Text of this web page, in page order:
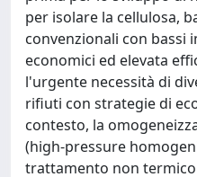
per isolare la cellulosa,
convenzionali con bassi
economici ed elevata
l'urgente necessità di
rifiuti con strategie di
contesto, la
(high-pressure
trattamento non